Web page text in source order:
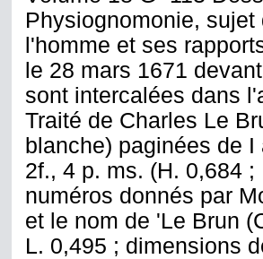
Physiognomonie,
l'homme et ses
le 28 mars 1671
sont intercalées dans
Traité de Charles Le
blanche) paginées de
2f., 4 p. ms. (H. 0,684
numéros donnés par
et le nom de 'Le Brun
L. 0,495 ; dimensions